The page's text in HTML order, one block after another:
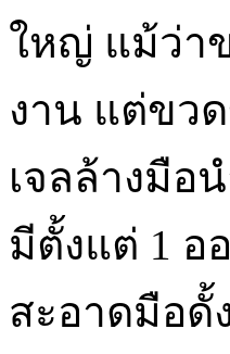
ใหญ่ แม้ว่า
งาน แต่ขว
เจลล้างมื
มีตั้งแต่ 1 อ
สะอาดมือดั้